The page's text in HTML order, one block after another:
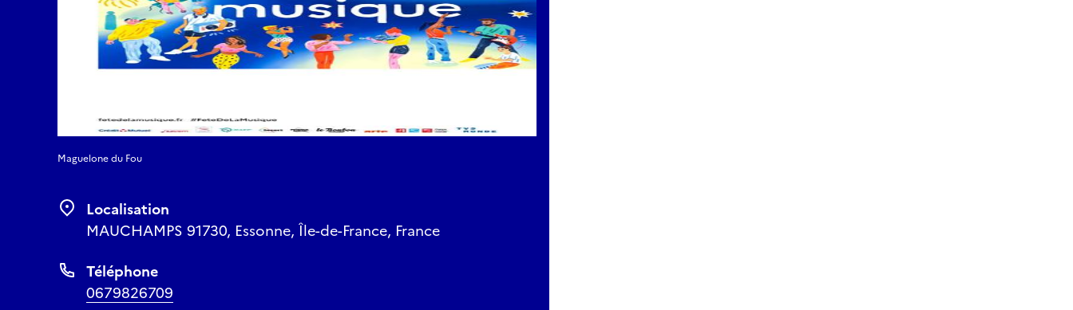
Maguelone du Fou
Localisation
MAUCHAMPS 91730, Essonne, Île-de-France, France
Téléphone
0679826709